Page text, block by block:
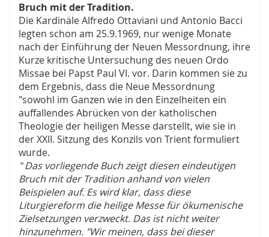
Bruch mit der Tradition.
Die Kardinäle Alfredo Ottaviani und Antonio Bacci
legten schon am 25.9.1969, nur wenige Monate
nach der Einführung der Neuen Messordnung, ihre
Kurze kritische Untersuchung des neuen Ordo
Missae bei Papst Paul VI. vor. Darin kommen sie zu
dem Ergebnis, dass die Neue Messordnung
"sowohl im Ganzen wie in den Einzelheiten ein
auffallendes Abrücken von der katholischen
Theologie der heiligen Messe darstellt, wie sie in
der XXII. Sitzung des Konzils von Trient formuliert
wurde.
" Das vorliegende Buch zeigt diesen eindeutigen
Bruch mit der Tradition anhand von vielen
Beispielen auf. Es wird klar, dass diese
Liturgiereform die heilige Messe für ökumenische
Zielsetzungen verzweckt. Das ist nicht weiter
hinzunehmen. "Wir meinen, dass bei dieser